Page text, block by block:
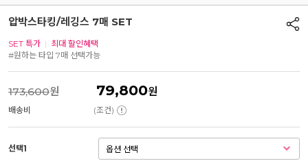
압박스타킹/레깅스 7매 SET
SET 특가 | 최대 할인혜택
#원하는 타입 7매 선택가능
173,600원 79,800원
배송비 (조건)
선택1